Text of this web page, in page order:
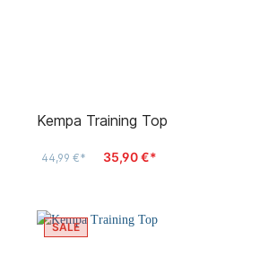
Kempa Training Top
44,99 €* 35,90 €*
SALE